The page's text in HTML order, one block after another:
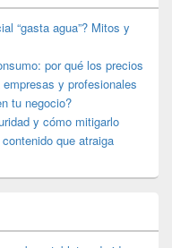
“gasta agua”? Mitos y
por qué los precios
y profesionales
tu negocio?
y cómo mitigarlo
que atraiga